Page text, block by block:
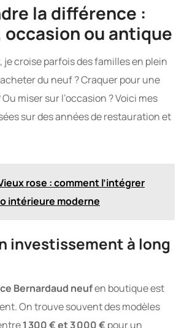
la différence :
occasion ou antique
je croise parfois des familles en plein
du neuf ? Craquer pour une
miser sur l’occasion ? Voici mes
sur des années de restauration et
rose : comment l’intégrer
intérieure moderne
investissement à long
Bernardaud neufen boutique est
On trouve souvent des modèles
1 300 € et 3 000 € pour un